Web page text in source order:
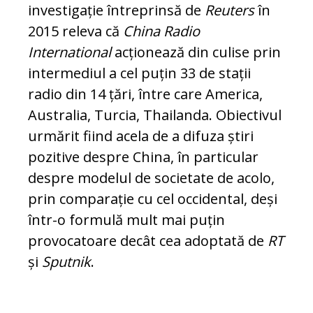
investigație întreprinsă de Reutersîn
2015 re­leva că China Radio
Internationalac­ționează din culise prin
intermediul a cel puțin 33 de stații
radio din 14 țări, între care America,
Australia, Turcia, Thailanda. Obiectivul
urmărit fiind acela de a difuza știri
pozitive despre China, în particular
despre modelul de societate de acolo,
prin comparație cu cel occidental, deși
într-o formulă mult mai puțin
provocatoare de­cât cea adoptată de RT
și Sputnik.